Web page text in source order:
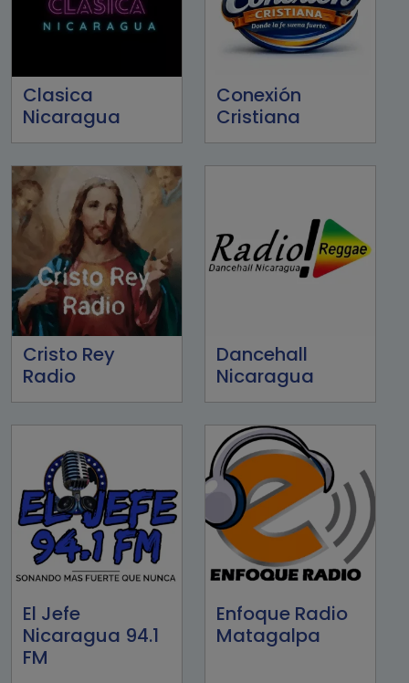
Clasica
Nicaragua
Conexión
Cristiana
Cristo Rey
Radio
Dancehall
Nicaragua
El Jefe
Nicaragua 94.1
FM
Enfoque Radio
Matagalpa